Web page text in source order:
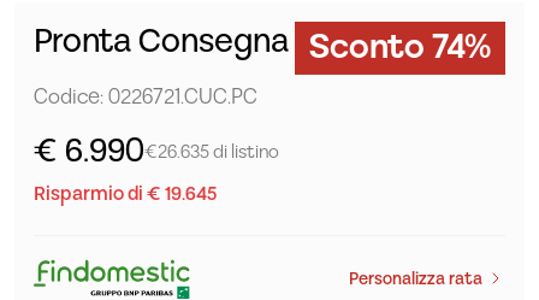
Pronta Consegna Sconto 74%
Codice: 0226721.CUC.PC
€ 6.990€26.635 di listino
Risparmio di € 19.645
Personalizza rata